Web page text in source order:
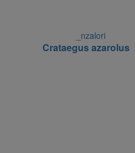
Crataegus azarolus